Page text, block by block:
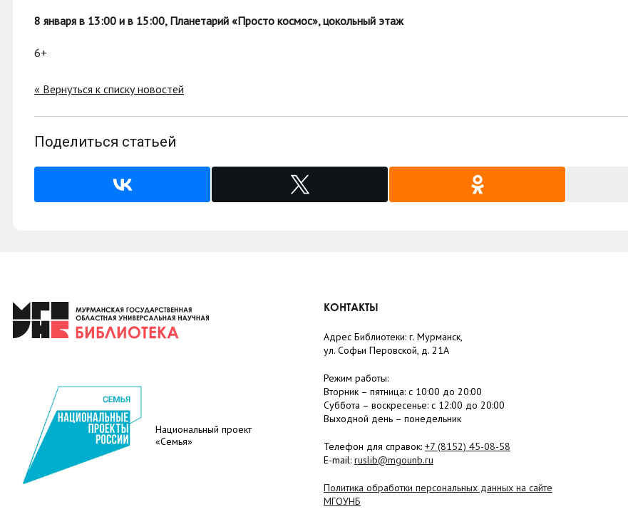
8 января в 13:00 и в 15:00, Планетарий «Просто космос», цокольный этаж
6+
« Вернуться к списку новостей
Поделиться статьей
Национальный проект
«Семья»
КОНТАКТЫ
Адрес Библиотеки: г. Мурманск,
ул. Софьи Перовской, д. 21А
Режим работы:
Вторник – пятница: с 10:00 до 20:00
Суббота – воскресенье: c 12:00 до 20:00
Выходной день – понедельник
Телефон для справок: +7 (8152) 45-08-58
E-mail: ruslib@mgounb.ru
Политика обработки персональных данных на сайте
МГОУНБ